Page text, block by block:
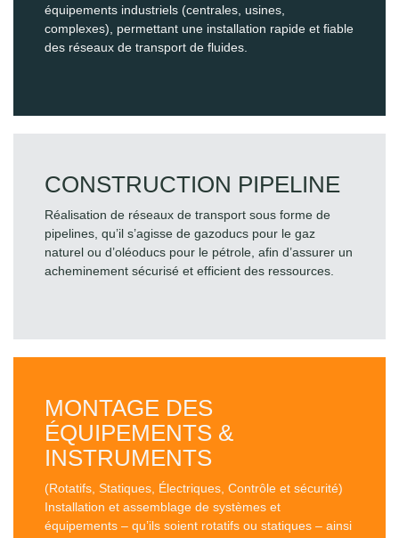
équipements industriels (centrales, usines,
complexes), permettant une installation rapide et fiable
des réseaux de transport de fluides.
CONSTRUCTION PIPELINE
Réalisation de réseaux de transport sous forme de
pipelines, qu’il s’agisse de gazoducs pour le gaz
naturel ou d’oléoducs pour le pétrole, afin d’assurer un
acheminement sécurisé et efficient des ressources.
MONTAGE DES
ÉQUIPEMENTS &
INSTRUMENTS
(Rotatifs, Statiques, Électriques, Contrôle et sécurité)
Installation et assemblage de systèmes et
équipements – qu’ils soient rotatifs ou statiques – ainsi